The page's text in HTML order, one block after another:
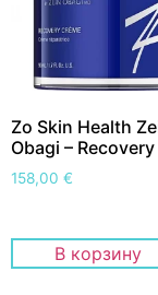
Zo Skin Health
Obagi –
158,00 €
В корзину